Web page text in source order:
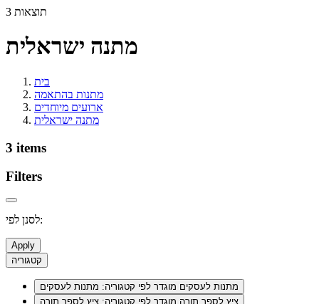
3 תוצאות
מתנה ישראלית
בית
מתנות בהתאמה
ארועים מיוחדים
מתנה ישראלית
3 items
Filters
לסנן לפי:
Apply
קטגוריה
מתנות לעסקים מוגדר לפי קטגוריה: מתנות לעסקים
ציץ לספר תורה מוגדר לפי קטגוריה: ציץ לספר תורה